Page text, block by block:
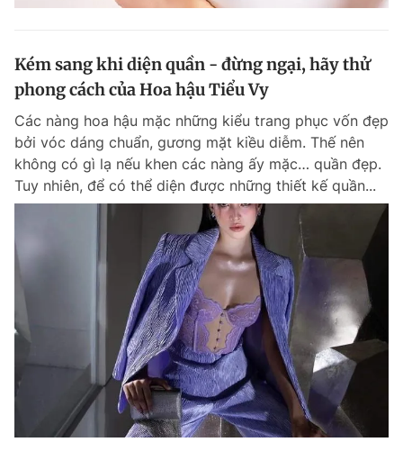
Kém sang khi diện quần - đừng ngại, hãy thử
phong cách của Hoa hậu Tiểu Vy
Các nàng hoa hậu mặc những kiểu trang phục vốn đẹp
bởi vóc dáng chuẩn, gương mặt kiều diễm. Thế nên
không có gì lạ nếu khen các nàng ấy mặc… quần đẹp.
Tuy nhiên, để có thể diện được những thiết kế quần...